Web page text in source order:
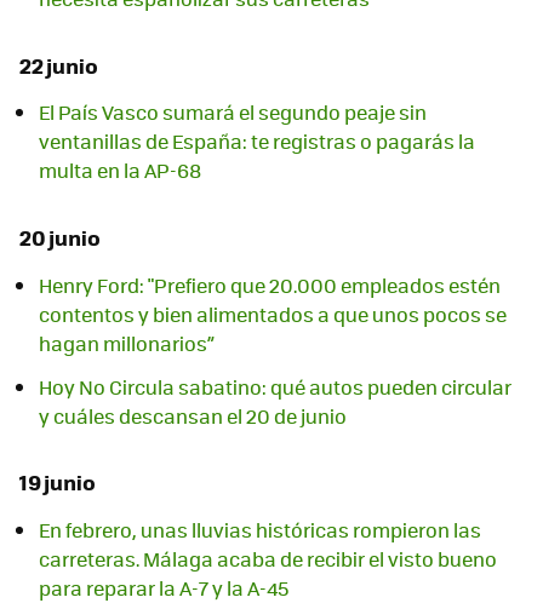
22 junio
El País Vasco sumará el segundo peaje sin
ventanillas de España: te registras o pagarás la
multa en la AP-68
20 junio
Henry Ford: "Prefiero que 20.000 empleados estén
contentos y bien alimentados a que unos pocos se
hagan millonarios”
Hoy No Circula sabatino: qué autos pueden circular
y cuáles descansan el 20 de junio
19 junio
En febrero, unas lluvias históricas rompieron las
carreteras. Málaga acaba de recibir el visto bueno
para reparar la A-7 y la A-45